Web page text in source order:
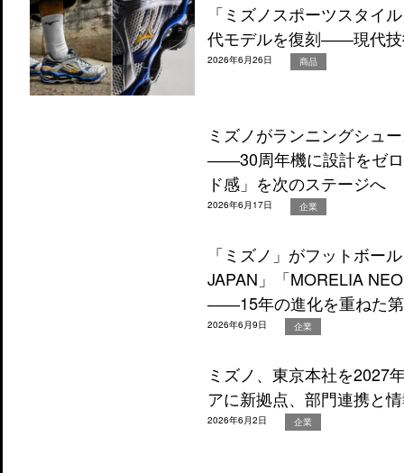
「ミズノスポーツスタイ
代モデルを復刻――現代技
2026年6月26日 商品
ミズノがランニングシュ
――30周年機に設計をゼ
ド感」を次のステージへ
2026年6月17日 企業
「ミズノ」がフットボー
JAPAN」「MORELIA
――15年の進化を重ねた
2026年6月9日 企業
ミズノ、東京本社を
アに新拠点、部門連携と
2026年6月2日 企業